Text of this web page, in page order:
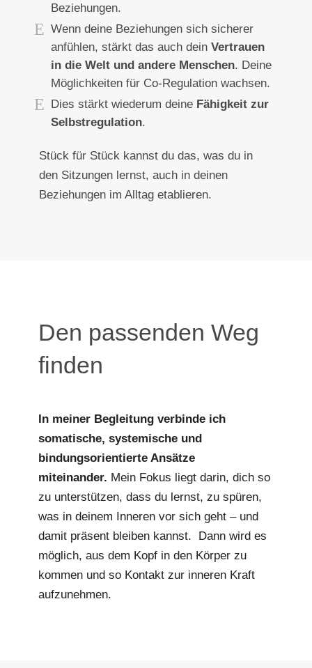
Beziehungen.
Wenn deine Beziehungen sich sicherer
anfühlen, stärkt das auch dein Vertrauen
in die Welt und andere Menschen. Deine
Möglichkeiten für Co-Regulation wachsen.
Dies stärkt wiederum deine Fähigkeit zur
Selbstregulation.
Stück für Stück kannst du das, was du in
den Sitzungen lernst, auch in deinen
Beziehungen im Alltag etablieren.
Den passenden Weg
finden
In meiner Begleitung verbinde ich
somatische, systemische und
bindungsorientierte Ansätze
miteinander. Mein Fokus liegt darin, dich so
zu unterstützen, dass du lernst, zu spüren,
was in deinem Inneren vor sich geht – und
damit präsent bleiben kannst. Dann wird es
möglich, aus dem Kopf in den Körper zu
kommen und so Kontakt zur inneren Kraft
aufzunehmen.